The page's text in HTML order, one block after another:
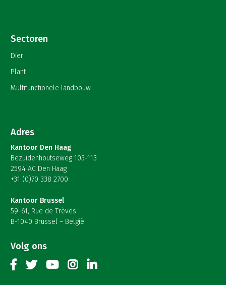
Sectoren
Dier
Plant
Multifunctionele landbouw
Adres
Kantoor Den Haag
Bezuidenhoutseweg 105-113
2594 AC Den Haag
+31 (0)70 338 2700
Kantoor Brussel
59-61, Rue de Trèves
B-1040 Brussel – België
Volg ons